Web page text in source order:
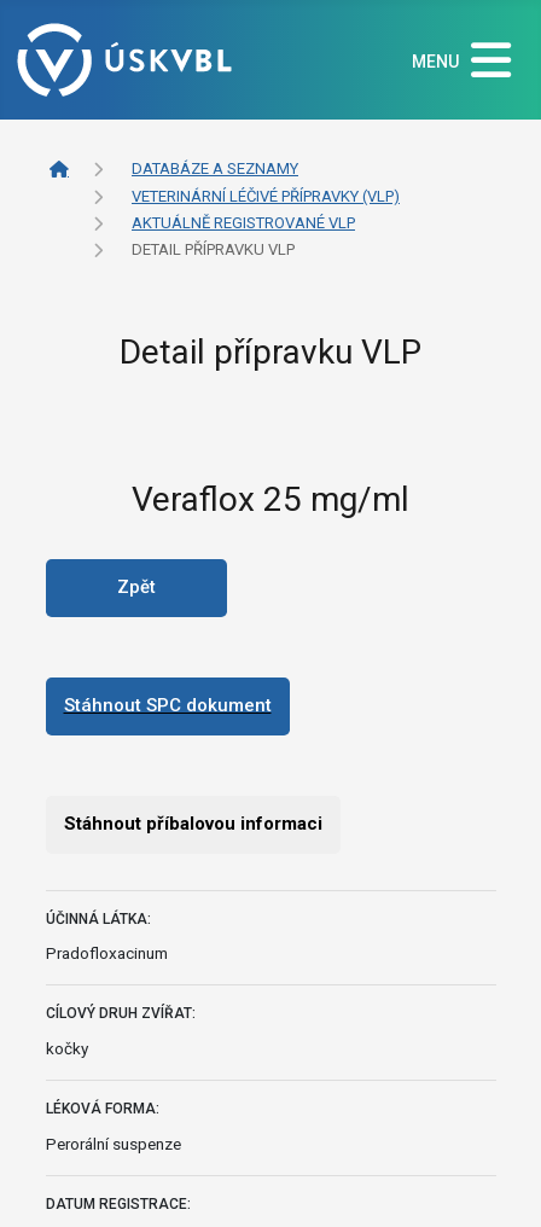
MENU
DATABÁZE A SEZNAMY
VETERINÁRNÍ LÉČIVÉ PŘÍPRAVKY (VLP)
AKTUÁLNĚ REGISTROVANÉ VLP
DETAIL PŘÍPRAVKU VLP
Detail přípravku VLP
Veraflox 25 mg/ml
Zpět
Stáhnout SPC dokument
Stáhnout příbalovou informaci
ÚČINNÁ LÁTKA:
Pradofloxacinum
CÍLOVÝ DRUH ZVÍŘAT:
kočky
LÉKOVÁ FORMA:
Perorální suspenze
DATUM REGISTRACE: